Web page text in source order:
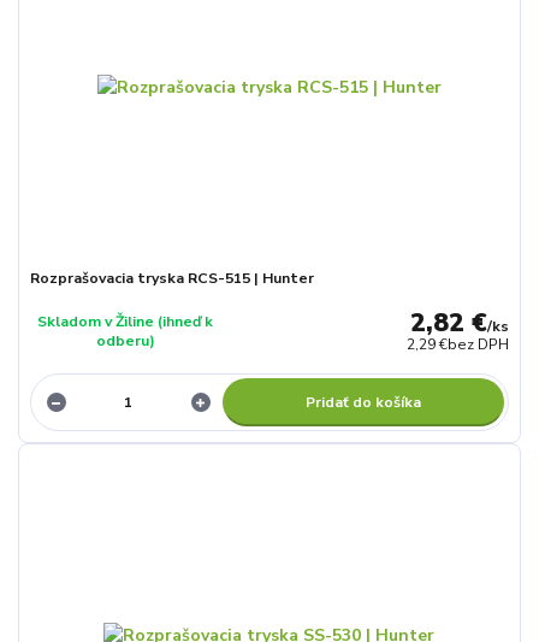
Rozprašovacia tryska RCS-515 | Hunter
2,82 €/ks
2,29 €bez DPH
Skladom v Žiline (ihneď k
odberu)
Pridať do košíka